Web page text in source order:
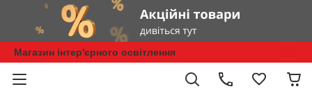
Магазин інтер'єрного освітлення